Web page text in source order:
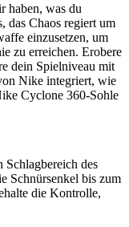
haben, was du
das Chaos regiert um
einzusetzen, um
zu erreichen. Erobere
dein Spielniveau mit
Nike integriert, wie
Cyclone 360-Sohle
Schlagbereich des
Schnürsenkel bis zum
die Kontrolle,